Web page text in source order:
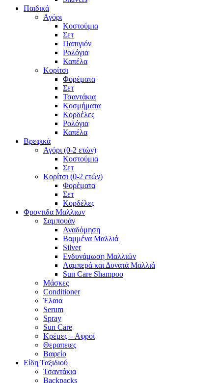
Παιδικά
Αγόρι
Κοστούμια
Σετ
Παπιγιόν
Ρολόγια
Καπέλα
Κορίτσι
Φορέματα
Σετ
Τσαντάκια
Κοσμήματα
Κορδέλες
Ρολόγια
Καπέλα
Βρεφικά
Αγόρι (0-2 ετών)
Κοστούμια
Σετ
Κορίτσι (0-2 ετών)
Φορέματα
Σετ
Κορδέλες
Φροντιδα Μαλλιων
Σαμπουάν
Αναδόμηση
Βαμμένα Μαλλιά
Silver
Ενδυνάμωση Μαλλιών
Λαμπερά και Δυνατά Μαλλιά
Sun Care Shampoo
Μάσκες
Conditioner
Έλαια
Serum
Spray
Sun Care
Κρέμες – Αφροί
Θεραπειες
Βαφείο
Είδη Ταξιδιού
Τσαντάκια
Backpacks